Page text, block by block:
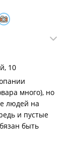
со
оба решили
паспорт
мне это в
-
в том
связи
Если
с их
10
много), но
людей на
и пустые
быть